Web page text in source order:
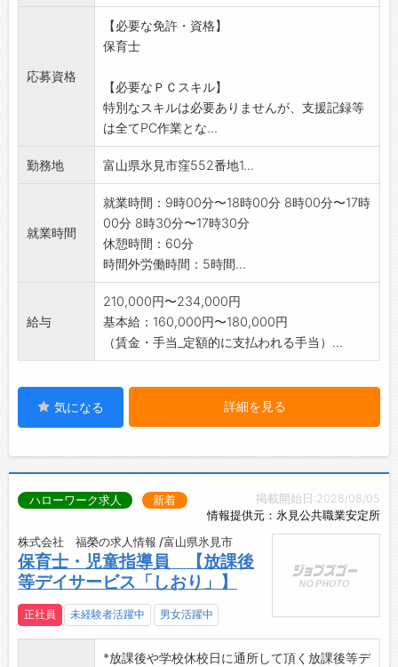
た業務内容を担当
して頂きます。(社用車ATミニバン使用:氷見
市内)
更なし」
※面接希望の方はハローワークから『紹介状』
の交付を受けて
ください。
応募資格
【必要な免許・資格】
保育士
【必要なＰＣスキル】
特別なスキルは必要ありませんが、支援記録等
は全てPC作業とな...
勤務地 富山県氷見市窪552番地1...
就業時間
就業時間：9時00分〜18時00分 8時00分〜17時
00分 8時30分〜17時30分
休憩時間：60分
時間外労働時間：5時間...
給与
210,000円〜234,000円
基本給：160,000円〜180,000円
（賃金・手当_定額的に支払われる手当）...
気になる 詳細を見る
掲載開始日:2026/08/05
情報提供元：氷見公共職業安定所
ハローワーク求人 新着
株式会社 福榮の求人情報 /富山県氷見市
保育士・児童指導員 【放課後
等デイサービス「しおり」】
正社員 未経験者活躍中 男女活躍中
*放課後や学校休校日に通所して頂く放課後等デ